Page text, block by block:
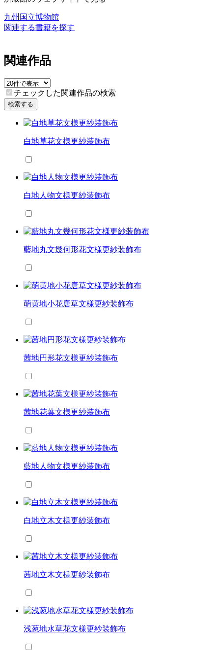
九州国立博物館
関連する書籍を探す
関連作品
チェックした関連作品の検索
検索する
白地草花文様更紗装飾布
白地人物文様更紗装飾布
藍地丸文幾何形花文様更紗装飾布
萌黄地小花唐草文様更紗装飾布
茜地円形花文様更紗装飾布
茜地花葉文様更紗装飾布
藍地人物文様更紗装飾布
白地立木文様更紗装飾布
茜地立木文様更紗装飾布
浅葱地水草花文様更紗装飾布